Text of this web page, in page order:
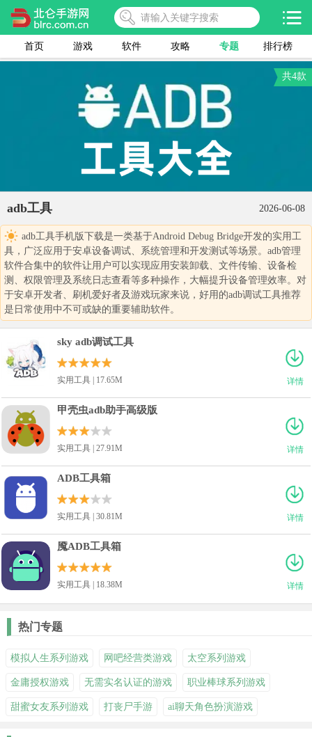
首页 游戏 软件 攻略 专题 排行榜
共4款
adb工具 2026-06-08
adb工具手机版下载是一类基于Android Debug Bridge开发的实用工
具，广泛应用于安卓设备调试、系统管理和开发测试等场景。adb管理
软件合集中的软件让用户可以实现应用安装卸载、文件传输、设备检
测、权限管理及系统日志查看等多种操作，大幅提升设备管理效率。对
于安卓开发者、刷机爱好者及游戏玩家来说，好用的adb调试工具推荐
是日常使用中不可或缺的重要辅助软件。
详情
sky adb调试工具
实用工具 | 17.65M
详情
甲壳虫adb助手高级版
实用工具 | 27.91M
详情
ADB工具箱
实用工具 | 30.81M
详情
魇ADB工具箱
实用工具 | 18.38M
热门专题
模拟人生系列游戏 网吧经营类游戏 太空系列游戏
金庸授权游戏 无需实名认证的游戏 职业棒球系列游戏
甜蜜女友系列游戏 打丧尸手游 ai聊天角色扮演游戏